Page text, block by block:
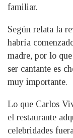
familiar.
Según relata la
habría
madre, por lo
ser cantante es
muy importante.
Lo que Carlos
el restaurante
celebridades